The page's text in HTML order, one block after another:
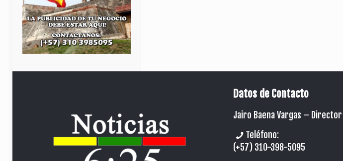
Datos de Contacto
Jairo Baena Vargas – Director
Teléfono:
(+57) 310-398-5095